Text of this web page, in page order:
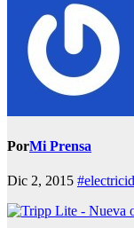
PorMi Prensa
Dic 2, 2015